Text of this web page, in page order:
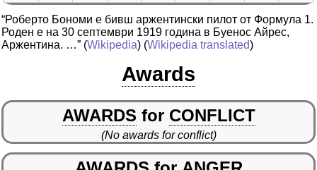
“Роберто Бономи е бивш аржентински пилот от Формула 1.
Роден е на 30 септември 1919 година в Буенос Айрес,
Аржентина. …” (Wikipedia) (Wikipedia translated)
Awards
AWARDS for CONFLICT
(No awards for conflict)